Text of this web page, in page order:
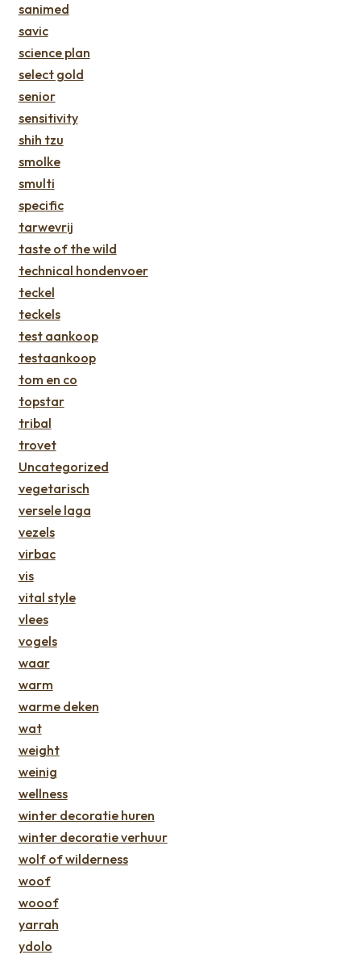
sanimed
savic
science plan
select gold
senior
sensitivity
shih tzu
smolke
smulti
specific
tarwevrij
taste of the wild
technical hondenvoer
teckel
teckels
test aankoop
testaankoop
tom en co
topstar
tribal
trovet
Uncategorized
vegetarisch
versele laga
vezels
virbac
vis
vital style
vlees
vogels
waar
warm
warme deken
wat
weight
weinig
wellness
winter decoratie huren
winter decoratie verhuur
wolf of wilderness
woof
wooof
yarrah
ydolo